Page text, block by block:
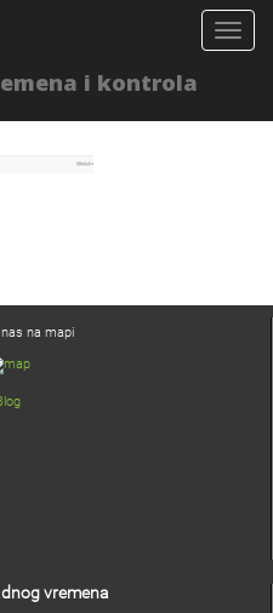
sistema
na mapi
vremena